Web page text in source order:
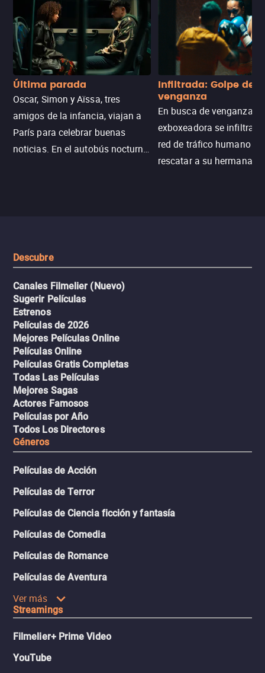
Última parada
Oscar, Simon y Aïssa, tres
amigos de la infancia, viajan a
París para celebrar buenas
noticias. En el autobús nocturno
Infiltrada: Golpe de
venganza
En busca de venganza,
exboxeadora se infiltra
red de tráfico humano
rescatar a su hermana
Descubre
Canales Filmelier (Nuevo)
Sugerir Películas
Estrenos
Películas de 2026
Mejores Películas Online
Películas Online
Películas Gratis Completas
Todas Las Películas
Mejores Sagas
Actores Famosos
Películas por Año
Todos Los Directores
Géneros
Películas de Acción
Películas de Terror
Películas de Ciencia ficción y fantasía
Películas de Comedia
Películas de Romance
Películas de Aventura
Ver más
Streamings
Filmelier+ Prime Video
YouTube